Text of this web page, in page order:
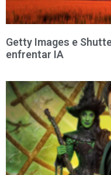
Getty Images e
enfrentar IA